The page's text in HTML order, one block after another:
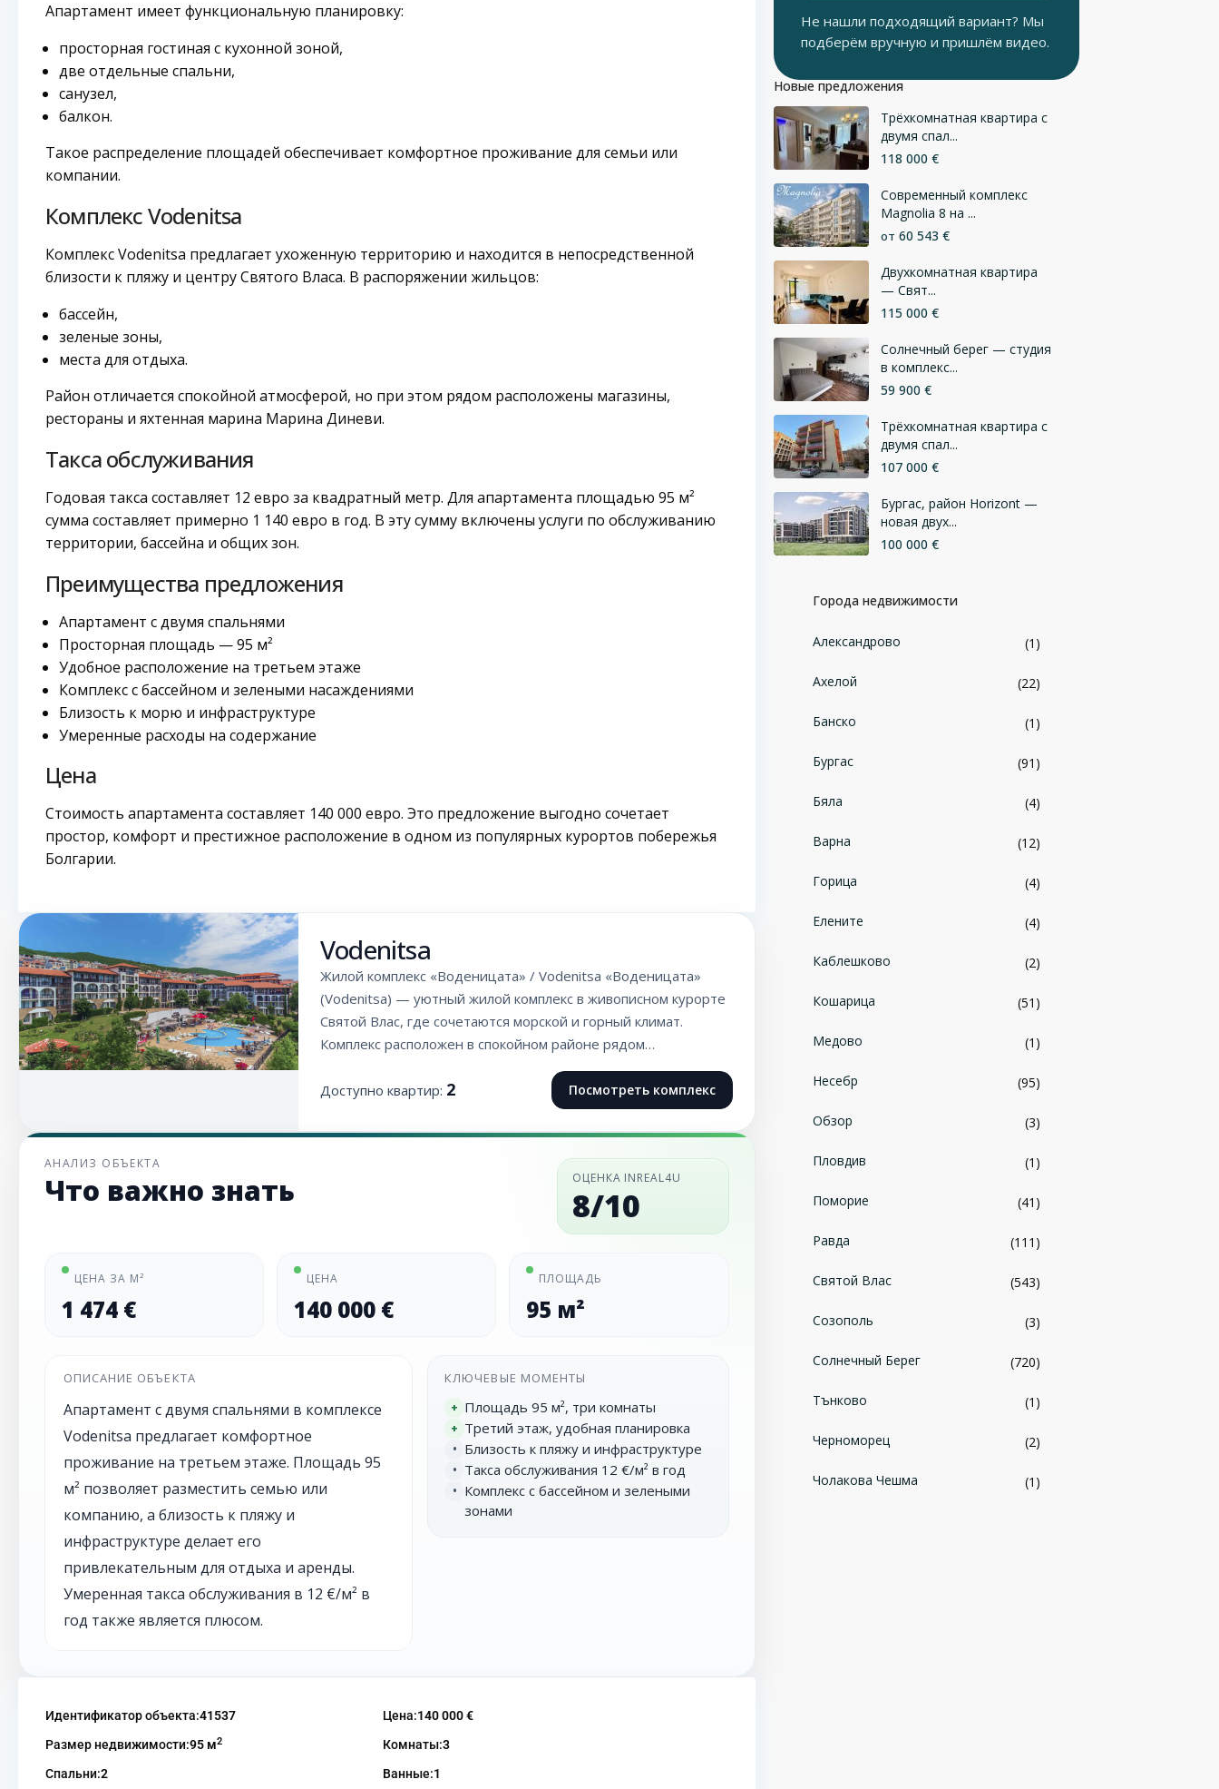
Апартамент имеет функциональную планировку:
просторная гостиная с кухонной зоной,
две отдельные спальни,
санузел,
балкон.
Такое распределение площадей обеспечивает комфортное проживание для семьи или
компании.
Комплекс Vodenitsa
Комплекс Vodenitsa предлагает ухоженную территорию и находится в непосредственной
близости к пляжу и центру Святого Власа. В распоряжении жильцов:
бассейн,
зеленые зоны,
места для отдыха.
Район отличается спокойной атмосферой, но при этом рядом расположены магазины,
рестораны и яхтенная марина Марина Диневи.
Такса обслуживания
Годовая такса составляет 12 евро за квадратный метр. Для апартамента площадью 95 м²
сумма составляет примерно 1 140 евро в год. В эту сумму включены услуги по обслуживанию
территории, бассейна и общих зон.
Преимущества предложения
Апартамент с двумя спальнями
Просторная площадь — 95 м²
Удобное расположение на третьем этаже
Комплекс с бассейном и зелеными насаждениями
Близость к морю и инфраструктуре
Умеренные расходы на содержание
Цена
Стоимость апартамента составляет 140 000 евро. Это предложение выгодно сочетает
простор, комфорт и престижное расположение в одном из популярных курортов побережья
Болгарии.
Vodenitsa
Жилой комплекс «Воденицата» / Vodenitsa «Воденицата»
(Vodenitsa) — уютный жилой комплекс в живописном курорте
Святой Влас, где сочетаются морской и горный климат.
Комплекс расположен в спокойном районе рядом…
Доступно квартир: 2 Посмотреть комплекс
АНАЛИЗ ОБЪЕКТА
Что важно знать ОЦЕНКА INREAL4U
8/10
ЦЕНА ЗА М²
1 474 €
ЦЕНА
140 000 €
ПЛОЩАДЬ
95 м²
ОПИСАНИЕ ОБЪЕКТА
Апартамент с двумя спальнями в комплексе
Vodenitsa предлагает комфортное
проживание на третьем этаже. Площадь 95
м² позволяет разместить семью или
компанию, а близость к пляжу и
инфраструктуре делает его
привлекательным для отдыха и аренды.
Умеренная такса обслуживания в 12 €/м² в
год также является плюсом.
КЛЮЧЕВЫЕ МОМЕНТЫ
+ Площадь 95 м², три комнаты
+ Третий этаж, удобная планировка
• Близость к пляжу и инфраструктуре
• Такса обслуживания 12 €/м² в год
• Комплекс с бассейном и зелеными
зонами
Идентификатор объекта:41537 Цена:140 000 €
Размер недвижимости:95 м2 Комнаты:3
Спальни:2 Ванные:1
Не нашли подходящий вариант? Мы
подберём вручную и пришлём видео.
Новые предложения
Трёхкомнатная квартира с
двумя спал...
118 000 €
Современный комплекс
Magnolia 8 на ...
от 60 543 €
Двухкомнатная квартира
— Свят...
115 000 €
Солнечный берег — студия
в комплекс...
59 900 €
Трёхкомнатная квартира с
двумя спал...
107 000 €
Бургас, район Horizont —
новая двух...
100 000 €
Города недвижимости
Александрово (1)
Ахелой (22)
Банско (1)
Бургас (91)
Бяла (4)
Варна (12)
Горица (4)
Елените (4)
Каблешково (2)
Кошарица (51)
Медово (1)
Несебр (95)
Обзор (3)
Пловдив (1)
Поморие (41)
Равда (111)
Святой Влас (543)
Созополь (3)
Солнечный Берег (720)
Тънково (1)
Черноморец (2)
Чолакова Чешма (1)